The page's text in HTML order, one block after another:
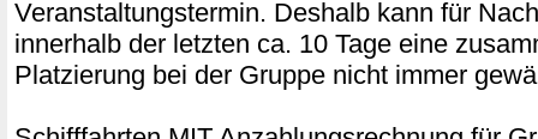
Veranstaltungstermin. Deshalb kann für
innerhalb der letzten ca. 10 Tage eine
Platzierung bei der Gruppe nicht immer